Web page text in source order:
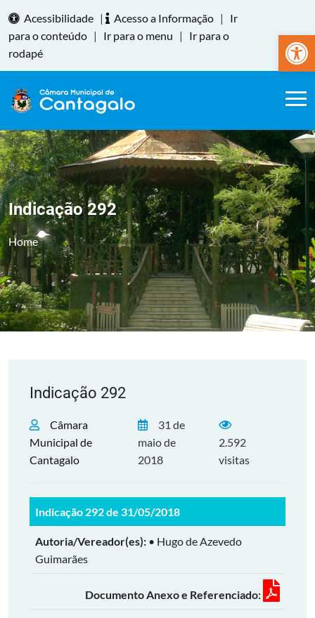
Abrir
Acessibilidade | Acesso a Informação |
Ir
para o conteúdo | Ir para o menu |
Ir para o
rodapé
Indicação 292
Home
Indicação 292
Câmara
Municipal de
Cantagalo
31 de
maio de
2018
2.592
visitas
Indicação 292 de 31/05/2018
Autoria/Vereador(es): • Hugo de Azevedo
Guimarães
Documento Anexo e Referenciado: